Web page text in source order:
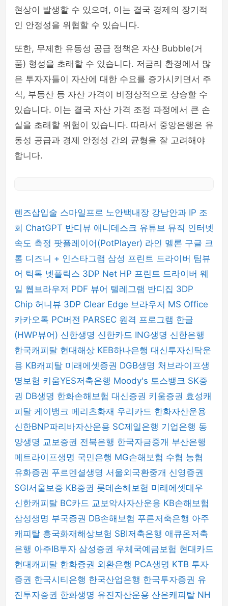
현상이 발생할 수 있으며, 이는 결국 경제의 장기적
인 안정성을 위협할 수 있습니다.
또한, 무제한 유동성 공급 정책은 자산 Bubble(거
품) 형성을 초래할 수 있습니다. 저금리 환경에서 많
은 투자자들이 자산에 대한 수요를 증가시키면서 주
식, 부동산 등 자산 가격이 비정상적으로 상승할 수
있습니다. 이는 결국 자산 가격 조정 과정에서 큰 손
실을 초래할 위험이 있습니다. 따라서 중앙은행은 유
동성 공급과 경제 안정성 간의 균형을 잘 고려해야
합니다.
렌즈삽입술 스마일프로 노안백내장 강남안과 IP 조
회 ChatGPT 반디뷰 애니데스크 유튜브 뮤직 인터넷
속도 측정 팟플레이어(PotPlayer) 라인 멜론 구글 크
롬 디즈니 + 인스타그램 삼성 프린트 드라이버 팀뷰
어 틱톡 넷플릭스 3DP Net HP 프린트 드라이버 웨
일 웹브라우저 PDF 뷰어 텔레그램 반디집 3DP
Chip 허니뷰 3DP Clear Edge 브라우저 MS Office
카카오톡 PC버전 PARSEC 원격 프로그램 한글
(HWP뷰어) 신한생명 신한카드 ING생명 신한은행
한국캐피탈 현대해상 KEB하나은행 대신투자신탁운
용 KB캐피탈 미래에셋증권 DGB생명 처브라이프생
명보험 키움YES저축은행 Moody's 토스뱅크 SK증
권 DB생명 한화손해보험 대신증권 키움증권 효성캐
피탈 케이뱅크 메리츠화재 우리카드 한화자산운용
신한BNP파리바자산운용 SC제일은행 기업은행 동
양생명 교보증권 전북은행 한국자금중개 부산은행
메트라이프생명 국민은행 MG손해보험 수협 농협
유화증권 푸르덴셜생명 서울외국환중개 신영증권
SGI서울보증 KB증권 롯데손해보험 미래에셋대우
신한캐피탈 BC카드 교보악사자산운용 KB손해보험
삼성생명 부국증권 DB손해보험 푸른저축은행 아주
캐피탈 흥국화재해상보험 SBI저축은행 애큐온저축
은행 아주IB투자 삼성증권 우체국예금보험 현대카드
현대캐피탈 한화증권 외환은행 PCA생명 KTB 투자
증권 한국시티은행 한국산업은행 한국투자증권 유
진투자증권 한화생명 유진자산운용 산은캐피탈 NH